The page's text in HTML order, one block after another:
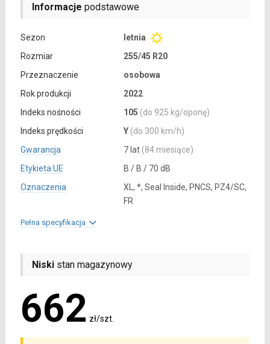
Informacje podstawowe
Sezon
letnia
Rozmiar
255/45 R20
Przeznaczenie
osobowa
Rok produkcji
2022
Indeks nośności
105 (do 925 kg/oponę)
Indeks prędkości
Y (do 300 km/h)
Gwarancja
7 lat (84 miesiące)
Etykieta UE
B / B / 70 dB
Oznaczenia
XL, *, Seal Inside, PNCS, PZ4/SC,
FR
Pełna specyfikacja
Niskistan magazynowy
662 zł/szt.